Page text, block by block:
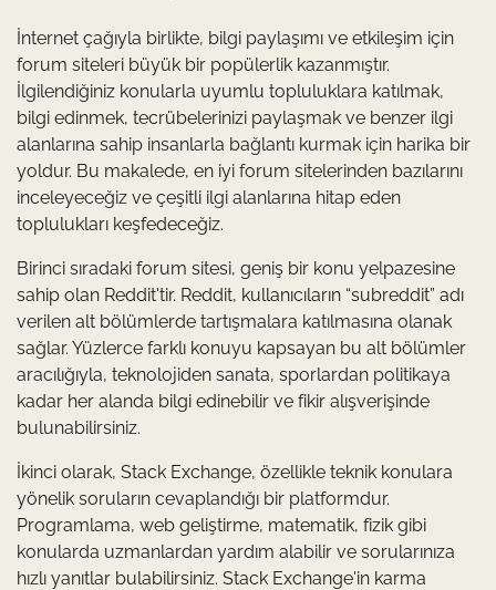
İnternet çağıyla birlikte, bilgi paylaşımı ve etkileşim için
forum siteleri büyük bir popülerlik kazanmıştır.
İlgilendiğiniz konularla uyumlu topluluklara katılmak,
bilgi edinmek, tecrübelerinizi paylaşmak ve benzer ilgi
alanlarına sahip insanlarla bağlantı kurmak için harika bir
yoldur. Bu makalede, en iyi forum sitelerinden bazılarını
inceleyeceğiz ve çeşitli ilgi alanlarına hitap eden
toplulukları keşfedeceğiz.
Birinci sıradaki forum sitesi, geniş bir konu yelpazesine
sahip olan Reddit'tir. Reddit, kullanıcıların “subreddit” adı
verilen alt bölümlerde tartışmalara katılmasına olanak
sağlar. Yüzlerce farklı konuyu kapsayan bu alt bölümler
aracılığıyla, teknolojiden sanata, sporlardan politikaya
kadar her alanda bilgi edinebilir ve fikir alışverişinde
bulunabilirsiniz.
İkinci olarak, Stack Exchange, özellikle teknik konulara
yönelik soruların cevaplandığı bir platformdur.
Programlama, web geliştirme, matematik, fizik gibi
konularda uzmanlardan yardım alabilir ve sorularınıza
hızlı yanıtlar bulabilirsiniz. Stack Exchange'in karma